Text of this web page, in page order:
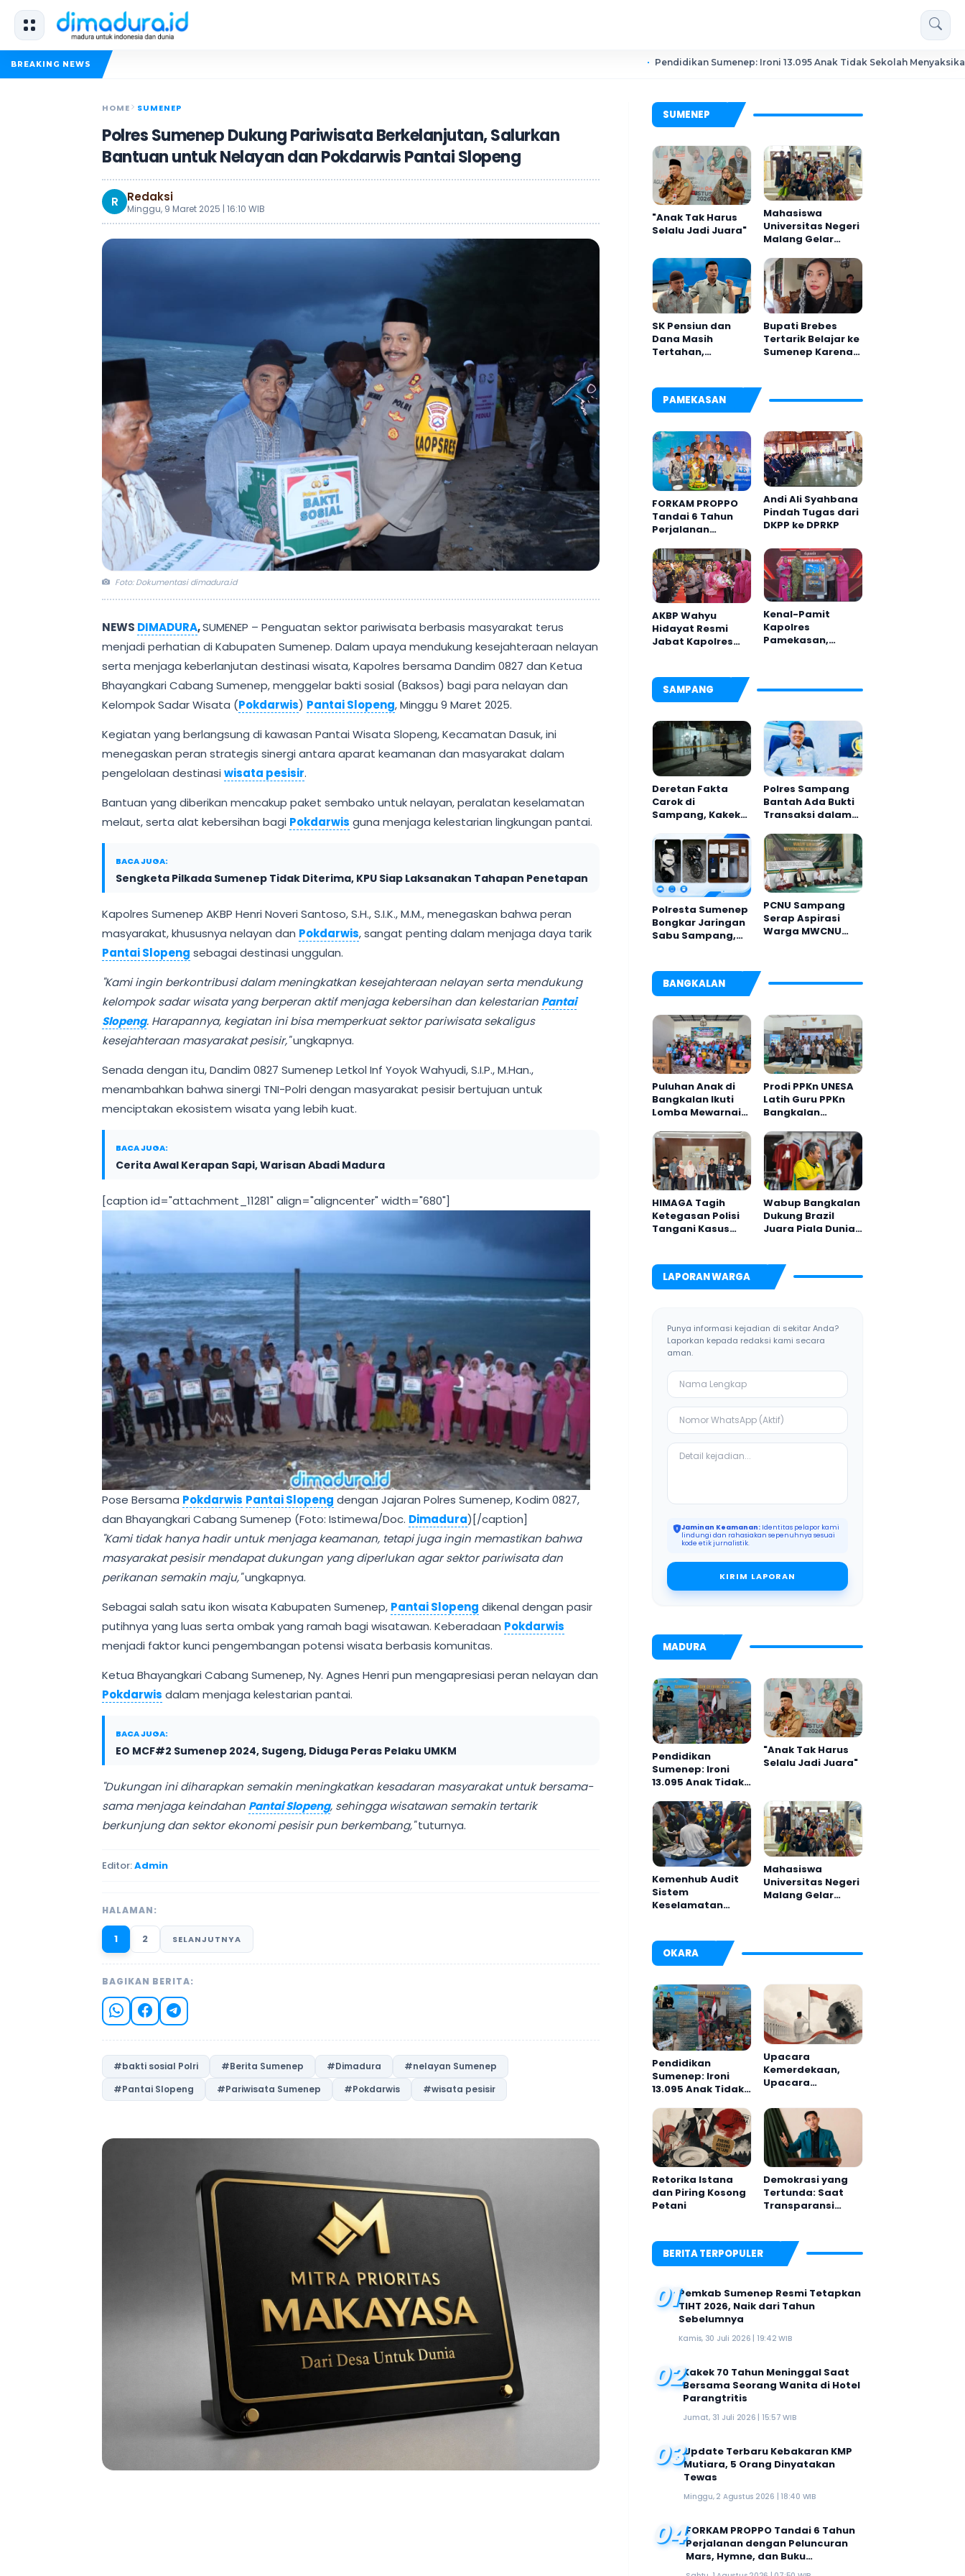
BREAKING NEWS Pendidikan Sumenep: Ironi 13.095 Anak Tidak Sekolah Menyaksikan Semarak
HOME SUMENEP
Polres Sumenep Dukung Pariwisata Berkelanjutan, Salurkan
Bantuan untuk Nelayan dan Pokdarwis Pantai Slopeng
R Redaksi
Minggu, 9 Maret 2025 | 16:10 WIB
Foto: Dokumentasi dimadura.id
NEWS DIMADURA,SUMENEP – Penguatan sektor pariwisata berbasis masyarakat terus
menjadi perhatian di Kabupaten Sumenep. Dalam upaya mendukung kesejahteraan nelayan
serta menjaga keberlanjutan destinasi wisata, Kapolres bersama Dandim 0827 dan Ketua
Bhayangkari Cabang Sumenep, menggelar bakti sosial (Baksos) bagi para nelayan dan
Kelompok Sadar Wisata (Pokdarwis) Pantai Slopeng, Minggu 9 Maret 2025.
Kegiatan yang berlangsung di kawasan Pantai Wisata Slopeng, Kecamatan Dasuk, ini
menegaskan peran strategis sinergi antara aparat keamanan dan masyarakat dalam
pengelolaan destinasi wisata pesisir.
Bantuan yang diberikan mencakup paket sembako untuk nelayan, peralatan keselamatan
melaut, serta alat kebersihan bagi Pokdarwis guna menjaga kelestarian lingkungan pantai.
BACA JUGA:
Sengketa Pilkada Sumenep Tidak Diterima, KPU Siap Laksanakan Tahapan Penetapan
Kapolres Sumenep AKBP Henri Noveri Santoso, S.H., S.I.K., M.M., menegaskan bahwa peran
masyarakat, khususnya nelayan dan Pokdarwis, sangat penting dalam menjaga daya tarik
Pantai Slopeng sebagai destinasi unggulan.
"Kami ingin berkontribusi dalam meningkatkan kesejahteraan nelayan serta mendukung
kelompok sadar wisata yang berperan aktif menjaga kebersihan dan kelestarian Pantai
Slopeng. Harapannya, kegiatan ini bisa memperkuat sektor pariwisata sekaligus
kesejahteraan masyarakat pesisir,"ungkapnya.
Senada dengan itu, Dandim 0827 Sumenep Letkol Inf Yoyok Wahyudi, S.I.P., M.Han.,
menambahkan bahwa sinergi TNI-Polri dengan masyarakat pesisir bertujuan untuk
menciptakan ekosistem wisata yang lebih kuat.
BACA JUGA:
Cerita Awal Kerapan Sapi, Warisan Abadi Madura
[caption id="attachment_11281" align="aligncenter" width="680"]
Pose Bersama Pokdarwis Pantai Slopeng dengan Jajaran Polres Sumenep, Kodim 0827,
dan Bhayangkari Cabang Sumenep (Foto: Istimewa/Doc. Dimadura)[/caption]
"Kami tidak hanya hadir untuk menjaga keamanan, tetapi juga ingin memastikan bahwa
masyarakat pesisir mendapat dukungan yang diperlukan agar sektor pariwisata dan
perikanan semakin maju,"ungkapnya.
Sebagai salah satu ikon wisata Kabupaten Sumenep, Pantai Slopeng dikenal dengan pasir
putihnya yang luas serta ombak yang ramah bagi wisatawan. Keberadaan Pokdarwis
menjadi faktor kunci pengembangan potensi wisata berbasis komunitas.
Ketua Bhayangkari Cabang Sumenep, Ny. Agnes Henri pun mengapresiasi peran nelayan dan
Pokdarwis dalam menjaga kelestarian pantai.
BACA JUGA:
EO MCF#2 Sumenep 2024, Sugeng, Diduga Peras Pelaku UMKM
"Dukungan ini diharapkan semakin meningkatkan kesadaran masyarakat untuk bersama-
sama menjaga keindahan Pantai Slopeng, sehingga wisatawan semakin tertarik
berkunjung dan sektor ekonomi pesisir pun berkembang,"tuturnya.
Editor:Admin
HALAMAN:
1 2 SELANJUTNYA
BAGIKAN BERITA:
#bakti sosial Polri #Berita Sumenep #Dimadura
#nelayan Sumenep
#Pantai Slopeng
#Pariwisata Sumenep #Pokdarwis #wisata pesisir
SUMENEP
"Anak Tak Harus
Selalu Jadi Juara"
Mahasiswa
Universitas Negeri
Malang Gelar
di Desa Dapenda
SK Pensiun dan
Dana Masih
Tertahan,
Sumenep
Bupati Brebes
Tertarik Belajar ke
Sumenep Karena
PAMEKASAN
FORKAM PROPPO
Tandai 6 Tahun
Perjalanan
Peluncuran Mars,
Hymne, dan Buku
Organisasi
Andi Ali Syahbana
Pindah Tugas dari
DKPP ke DPRKP
AKBP Wahyu
Hidayat Resmi
Jabat Kapolres
Gerbang Pora
Kenal-Pamit
Kapolres
Pamekasan,
untuk AKBP
SAMPANG
Deretan Fakta
Carok di
Sampang, Kakek
Melawan 2 Pria
Polres Sampang
Bantah Ada Bukti
Transaksi dalam
Anak 27 Tersangka
Polresta Sumenep
Bongkar Jaringan
Sabu Sampang,
PCNU Sampang
Serap Aspirasi
Warga MWCNU
BANGKALAN
Puluhan Anak di
Bangkalan Ikuti
Lomba Mewarnai
Keluarga
Prodi PPKn UNESA
Latih Guru PPKn
Bangkalan
Pembelajaran
Inovasi Teknologi
HIMAGA Tagih
Ketegasan Polisi
Tangani Kasus
Wabup Bangkalan
Dukung Brazil
Juara Piala Dunia
LAPORAN WARGA
Punya informasi kejadian di sekitar Anda?
Laporkan kepada redaksi kami secara
aman.
Jaminan Keamanan: Identitas pelapor kami
lindungi dan rahasiakan sepenuhnya sesuai
kode etik jurnalistik.
KIRIM LAPORAN
MADURA
Pendidikan
Sumenep: Ironi
13.095 Anak Tidak
Menyaksikan
Semarak Festival
Kalender Event
2026
"Anak Tak Harus
Selalu Jadi Juara"
Kemenhub Audit
Sistem
Keselamatan
Mahasiswa
Universitas Negeri
Malang Gelar
OKARA
Pendidikan
Sumenep: Ironi
13.095 Anak Tidak
Menyaksikan
Semarak Festival
Kalender Event
2026
Upacara
Kemerdekaan,
Upacara
Retorika Istana
dan Piring Kosong
Petani
Demokrasi yang
Tertunda: Saat
Transparansi
BERITA TERPOPULER
01Pemkab Sumenep Resmi Tetapkan
TIHT 2026, Naik dari Tahun
Sebelumnya
Kamis, 30 Juli 2026 | 19:42 WIB
02Kakek 70 Tahun Meninggal Saat
Bersama Seorang Wanita di Hotel
Parangtritis
Jumat, 31 Juli 2026 | 15:57 WIB
03Update Terbaru Kebakaran KMP
Mutiara, 5 Orang Dinyatakan
Tewas
Minggu, 2 Agustus 2026 | 18:40 WIB
04FORKAM PROPPO Tandai 6 Tahun
Perjalanan dengan Peluncuran
Mars, Hymne, dan Buku